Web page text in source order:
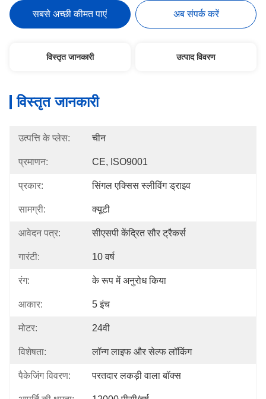
सबसे अच्छी कीमत पाएं अब संपर्क करें
विस्तृत जानकारी उत्पाद विवरण
विस्तृत जानकारी
उत्पत्ति के प्लेस: चीन
प्रमाणन: CE, ISO9001
प्रकार: सिंगल एक्सिस स्लीविंग ड्राइव
सामग्री: क्यूटी
आवेदन पत्र: सीएसपी केंद्रित सौर ट्रैकर्स
गारंटी: 10 वर्ष
रंग: के रूप में अनुरोध किया
आकार: 5 इंच
मोटर: 24वी
विशेषता: लॉन्ग लाइफ और सेल्फ लॉकिंग
पैकेजिंग विवरण: परतदार लकड़ी वाला बॉक्स